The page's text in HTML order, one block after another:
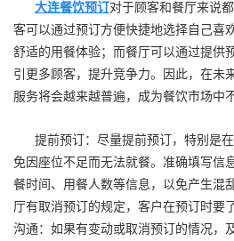
大连餐饮预订对于顾客和餐厅来说
客可以通过预订方便快捷地选择自己喜
舒适的用餐体验；而餐厅可以通过提供
引更多顾客，提升竞争力。因此，在未
服务将会越来越普遍，成为餐饮市场中
提前预订：尽量提前预订，特别是
免因座位不足而无法就餐。准确填写信
餐时间、用餐人数等信息，以免产生混
厅有取消预订的规定，客户在预订时要
沟通：如果有变动或取消预订的情况，